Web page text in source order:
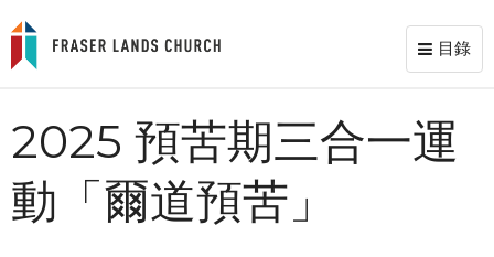
Toggle
目錄
2025 預苦期三合一運
動「爾道預苦」